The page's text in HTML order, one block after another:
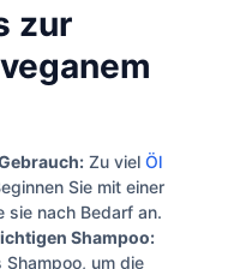
zur
Zu viel Öl
Sie mit einer
sie nach Bedarf an.
Shampoo:
um die